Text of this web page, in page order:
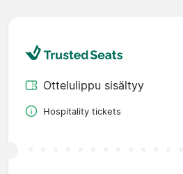
Ottelulippu sisältyy
Hospitality tickets